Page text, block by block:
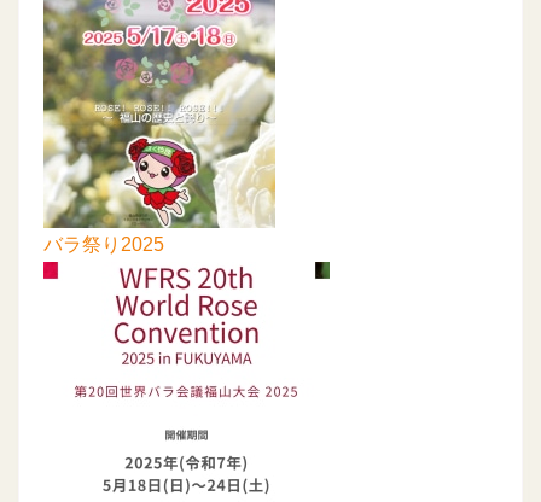
バラ祭り2025